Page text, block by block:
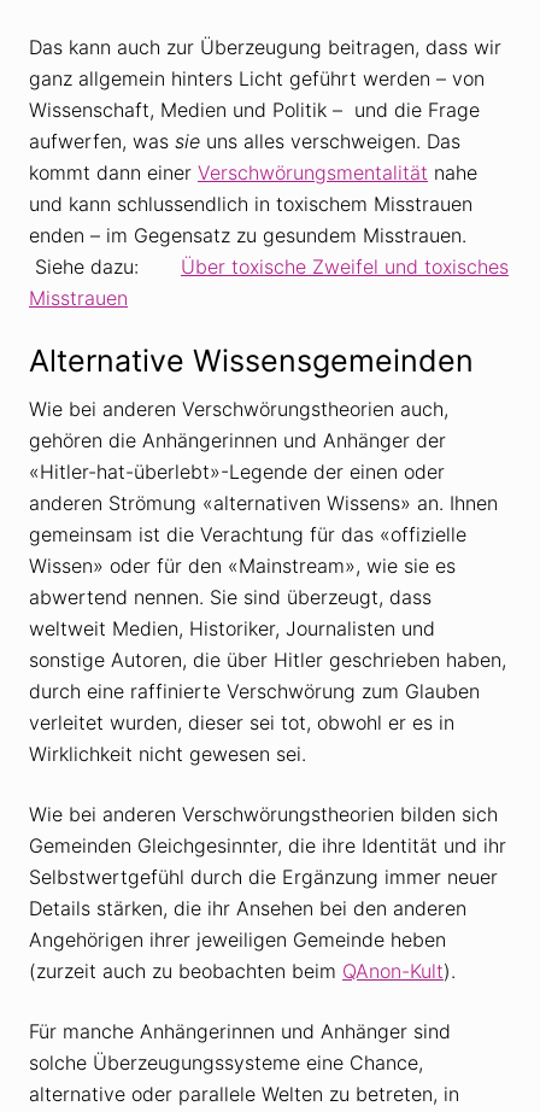
Das kann auch zur Überzeugung beitragen, dass wir
ganz allgemein hinters Licht geführt werden – von
Wissenschaft, Medien und Politik – und die Frage
aufwerfen, was sie uns alles verschweigen. Das
kommt dann einer Verschwörungsmentalität nahe
und kann schlussendlich in toxischem Misstrauen
enden – im Gegensatz zu gesundem Misstrauen.
Siehe dazu: Über toxische Zweifel und toxisches
Misstrauen
Alternative Wissensgemeinden
Wie bei anderen Verschwörungstheorien auch,
gehören die Anhängerinnen und Anhänger der
«Hitler-hat-überlebt»-Legende der einen oder
anderen Strömung «alternativen Wissens» an. Ihnen
gemeinsam ist die Verachtung für das «offizielle
Wissen» oder für den «Mainstream», wie sie es
abwertend nennen. Sie sind überzeugt, dass
weltweit Medien, Historiker, Journalisten und
sonstige Autoren, die über Hitler geschrieben haben,
durch eine raffinierte Verschwörung zum Glauben
verleitet wurden, dieser sei tot, obwohl er es in
Wirklichkeit nicht gewesen sei.
Wie bei anderen Verschwörungstheorien bilden sich
Gemeinden Gleichgesinnter, die ihre Identität und ihr
Selbstwertgefühl durch die Ergänzung immer neuer
Details stärken, die ihr Ansehen bei den anderen
Angehörigen ihrer jeweiligen Gemeinde heben
(zurzeit auch zu beobachten beim QAnon-Kult).
Für manche Anhängerinnen und Anhänger sind
solche Überzeugungssysteme eine Chance,
alternative oder parallele Welten zu betreten, in